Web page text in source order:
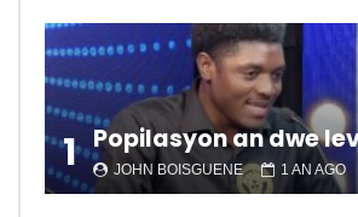
1 JOHN BOISGUENE 1 AN AGO